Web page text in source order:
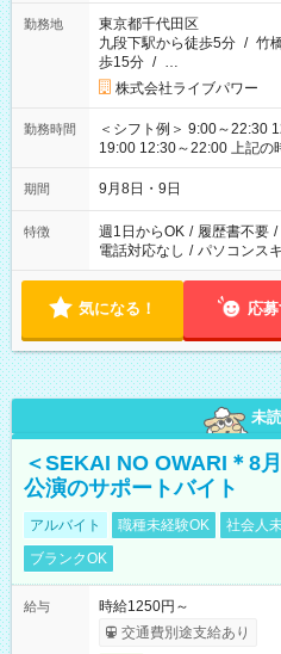
勤務地
東京都千代田区
九段下駅から徒歩5分 / 竹
歩15分 / …
株式会社ライブパワー
勤務時間
＜シフト例＞ 9:00～22:30
19:00 12:30～22:00 上記の時間から好きな時間を選べます！ ※
時間は変更となる可能性が
期間 9月8日・9日
特徴 週1日からOK / 履歴書不要 /
電話対応なし / パソコンス
気になる！ 応
未読
＜SEKAI NO OWARI＊8
公演のサポートバイト
アルバイト 職種未経験OK 社会人
ブランクOK
給与
時給1250円～
交通費別途支給あり